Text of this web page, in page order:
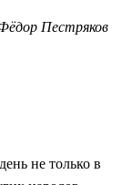
Пестряков
не только в